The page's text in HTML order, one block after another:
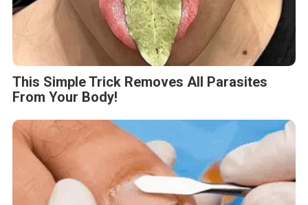
This Simple Trick Removes All Parasites
From Your Body!